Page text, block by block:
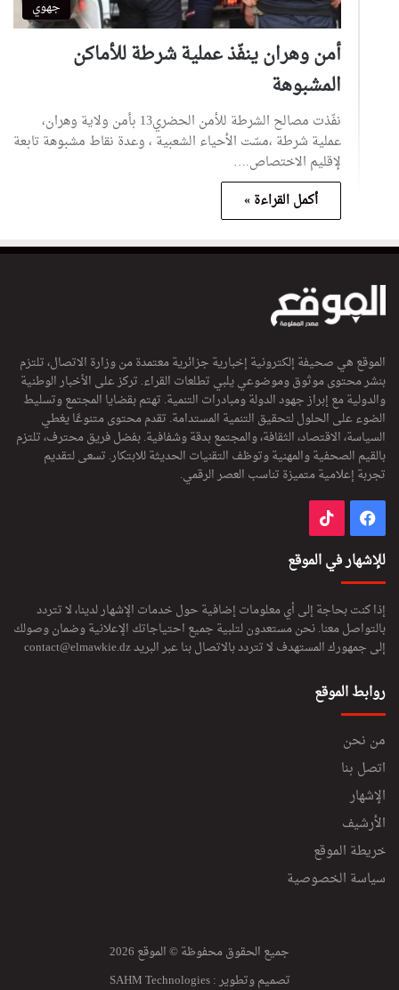
جهوي
أمن وهران ينفّذ عملية شرطة للأماكن
المشبوهة
نفّذت مصالح الشرطة للأمن الحضري13 بأمن ولاية وهران،
عملية شرطة ،مسّت الأحياء الشعبية ، وعدة نقاط مشبوهة تابعة
لإقليم الاختصاص.…
أكمل القراءة »
الموقع هي صحيفة إلكترونية إخبارية جزائرية معتمدة من وزارة الاتصال، تلتزم
بنشر محتوى موثوق وموضوعي يلبي تطلعات القراء. تركز على الأخبار الوطنية
والدولية مع إبراز جهود الدولة ومبادرات التنمية. تهتم بقضايا المجتمع وتسليط
الضوء على الحلول لتحقيق التنمية المستدامة. تقدم محتوى متنوعًا يغطي
السياسة، الاقتصاد، الثقافة، والمجتمع بدقة وشفافية. بفضل فريق محترف، تلتزم
بالقيم الصحفية والمهنية وتوظف التقنيات الحديثة للابتكار. تسعى لتقديم
تجربة إعلامية متميزة تناسب العصر الرقمي.
فيسبوك
للإشهار في الموقع
إذا كنت بحاجة إلى أي معلومات إضافية حول خدمات الإشهار لدينا، لا تتردد
بالتواصل معنا. نحن مستعدون لتلبية جميع احتياجاتك الإعلانية وضمان وصولك
إلى جمهورك المستهدف لا تتردد بالاتصال بنا عبر البريدcontact@elmawkie.dz
روابط الموقع
من نحن
اتصل بنا
الإشهار
الأرشيف
خريطة الموقع
سياسة الخصوصية
جميع الحقوق محفوظة © الموقع 2026
تصميم وتطوير :SAHM Technologies